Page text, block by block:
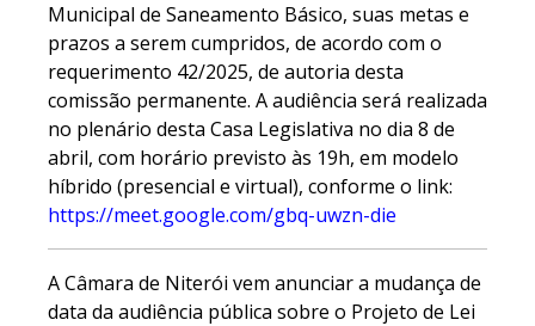
Municipal de Saneamento Básico, suas metas e
prazos a serem cumpridos, de acordo com o
requerimento 42/2025, de autoria desta
comissão permanente. A audiência será realizada
no plenário desta Casa Legislativa no dia 8 de
abril, com horário previsto às 19h, em modelo
híbrido (presencial e virtual), conforme o link:
https://meet.google.com/gbq-uwzn-die
A Câmara de Niterói vem anunciar a mudança de
data da audiência pública sobre o Projeto de Lei